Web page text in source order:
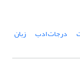
درجات ادب زبان